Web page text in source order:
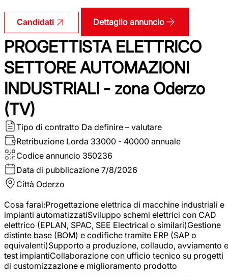
Candidati Dettaglio annuncio
PROGETTISTA ELETTRICO
SETTORE AUTOMAZIONI
INDUSTRIALI - zona Oderzo
(TV)
Tipo di contratto Da definire – valutare
Retribuzione Lorda 33000 - 40000 annuale
Codice annuncio 350236
Data di pubblicazione 7/8/2026
Città Oderzo
Cosa farai:Progettazione elettrica di macchine industriali e
impianti automatizzatiSviluppo schemi elettrici con CAD
elettrico (EPLAN, SPAC, SEE Electrical o similari)Gestione
distinte base (BOM) e codifiche tramite ERP (SAP o
equivalenti)Supporto a produzione, collaudo, avviamento e
test impiantiCollaborazione con ufficio tecnico su progetti
di customizzazione e miglioramento prodotto